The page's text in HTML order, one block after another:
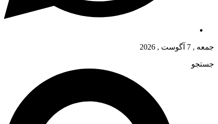
جمعه , 7 آگوست , 2026
جستجو